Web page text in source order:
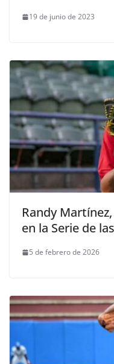
19 de junio de 2023
Randy
en la Serie de
5 de febrero de 2026